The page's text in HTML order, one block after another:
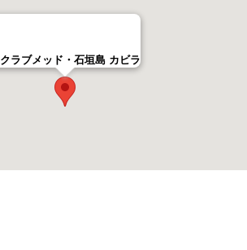
クラブメッド・石垣島 カビラ